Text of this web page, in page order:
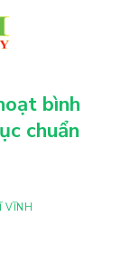
bình
chuẩn
VĨNH